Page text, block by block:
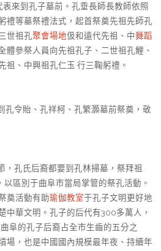
來到孔子墓前。孔垂長師長教師依照
禮等墓祭禮法式，起首祭奠先祖先師孔
世祖孔聚會場地伋和遠代先祖、中舞蹈
體參祭人員向先祖孔子、二世祖孔鯉、
祖、中興祖孔仁玉 行三鞠躬禮。
令貽、孔祥柯、孔繁灝墓前祭奠，敬
，孔氏后裔都要到孔林掃墓，祭拜祖
以區別于曲阜市當局掌管的祭孔活動。
奠活動有助瑜伽教室于孔子文明更好地
中華文明。孔子的后代有300多萬人，
阜的孔子后裔占全市生齒的五分之
場，也是中國國內規模最年夜、持續年